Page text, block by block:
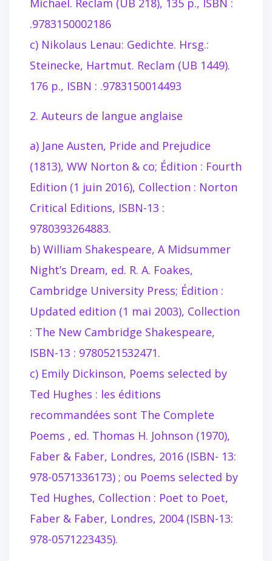
Michael. Reclam (UB 218), 135 p., ISBN :
.9783150002186
c) Nikolaus Lenau: Gedichte. Hrsg.:
Steinecke, Hartmut. Reclam (UB 1449).
176 p., ISBN : .9783150014493
2. Auteurs de langue anglaise
a) Jane Austen, Pride and Prejudice
(1813), WW Norton & co; Édition : Fourth
Edition (1 juin 2016), Collection : Norton
Critical Editions, ISBN-13 :
9780393264883.
b) William Shakespeare, A Midsummer
Night’s Dream, ed. R. A. Foakes,
Cambridge University Press; Édition :
Updated edition (1 mai 2003), Collection
: The New Cambridge Shakespeare,
ISBN-13 : 9780521532471.
c) Emily Dickinson, Poems selected by
Ted Hughes : les éditions
recommandées sont The Complete
Poems , ed. Thomas H. Johnson (1970),
Faber & Faber, Londres, 2016 (ISBN- 13:
978-0571336173) ; ou Poems selected by
Ted Hughes, Collection : Poet to Poet,
Faber & Faber, Londres, 2004 (ISBN-13:
978-0571223435).